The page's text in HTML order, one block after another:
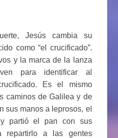
Jesús cambia su
como “el crucificado”.
y la marca de la lanza
para identificar al
Es el mismo
caminos de Galilea y de
sus manos a leprosos, el
partió el pan con sus
repartirlo a las gentes